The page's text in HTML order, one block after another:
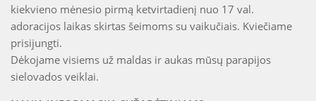
kiekvieno mėnesio pirmą ketvirtadienį nuo 17 val.
adoracijos laikas skirtas šeimoms su vaikučiais. Kviečiame
prisijungti.
Dėkojame visiems už maldas ir aukas mūsų parapijos
sielovados veiklai.